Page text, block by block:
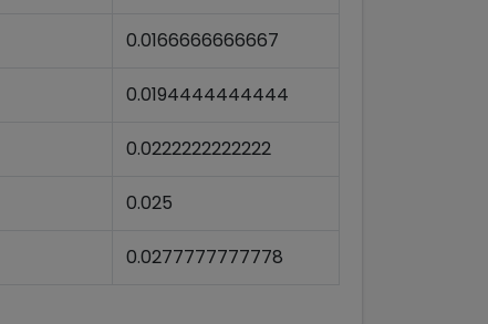
0.0166666666667
0.0194444444444
0.0222222222222
0.025
0.0277777777778